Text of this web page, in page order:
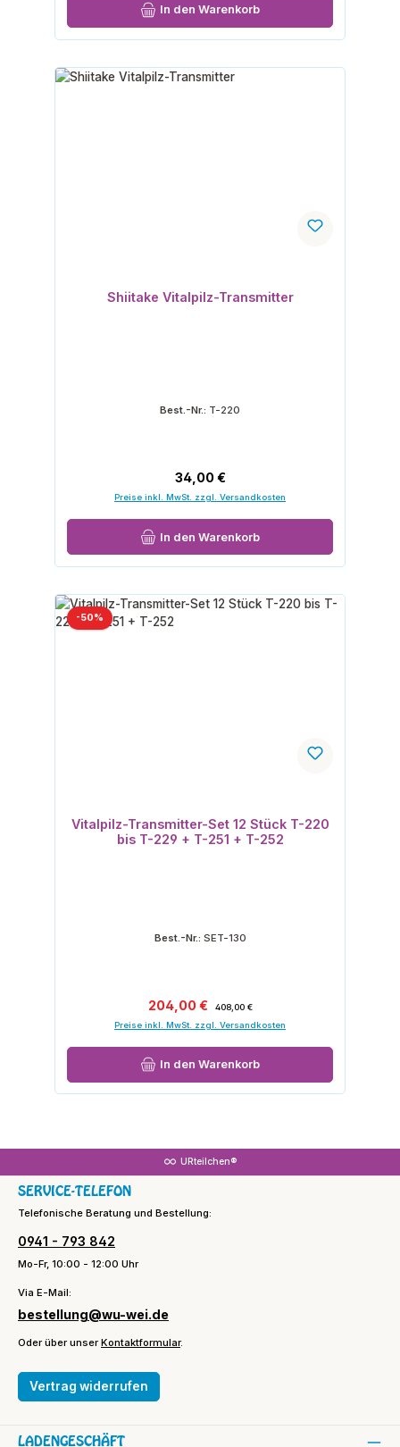
In den Warenkorb
Shiitake Vitalpilz-Transmitter
Best.-Nr.: T-220
Regulärer Preis:
34,00 €
Preise inkl. MwSt. zzgl. Versandkosten
In den Warenkorb
-50%Rabatt
Vitalpilz-Transmitter-Set 12 Stück T-220
bis T-229 + T-251 + T-252
Best.-Nr.: SET-130
Verkaufspreis:
204,00 €
408,00 €
Preise inkl. MwSt. zzgl. Versandkosten
In den Warenkorb
URteilchen®
SERVICE-TELEFON
Telefonische Beratung und Bestellung:
0941 - 793 842
Mo-Fr, 10:00 - 12:00 Uhr
Via E-Mail:
bestellung@wu-wei.de
Oder über unserKontaktformular.
Vertrag widerrufen
LADENGESCHÄFT